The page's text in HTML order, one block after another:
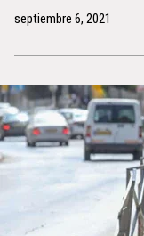
septiembre 6, 2021